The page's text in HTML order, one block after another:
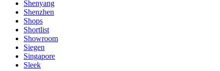
Shenyang
Shenzhen
Shops
Shortlist
Showroom
Siegen
Singapore
Sleek